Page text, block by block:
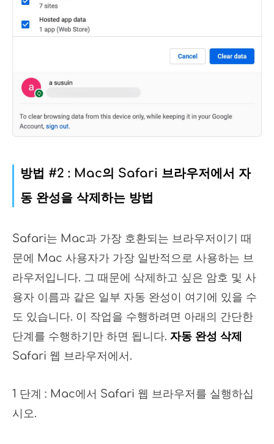
방법 #2 : Mac의 Safari 브라우저에서 자
동 완성을 삭제하는 방법
Safari는 Mac과 가장 호환되는 브라우저이기 때
문에 Mac 사용자가 가장 일반적으로 사용하는 브
라우저입니다. 그 때문에 삭제하고 싶은 암호 및 사
용자 이름과 같은 일부 자동 완성이 여기에 있을 수
도 있습니다. 이 작업을 수행하려면 아래의 간단한
단계를 수행하기만 하면 됩니다. 자동 완성 삭제
Safari 웹 브라우저에서.
1 단계 : Mac에서 Safari 웹 브라우저를 실행하십
시오.